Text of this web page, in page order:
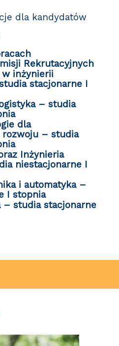
dla kandydatów
Rekrutacyjnych
inżynierii
stacjonarne I
– studia
dla
rozwoju – studia
Inżynieria
niestacjonarne I
i automatyka –
I stopnia
studia stacjonarne